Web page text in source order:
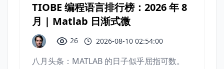
TIOBE 编程语言排行榜：2026 年 8
月 | Matlab 日渐式微
26 2026-08-10 02:54:00
八月头条：MATLAB 的日子似乎屈指可数。